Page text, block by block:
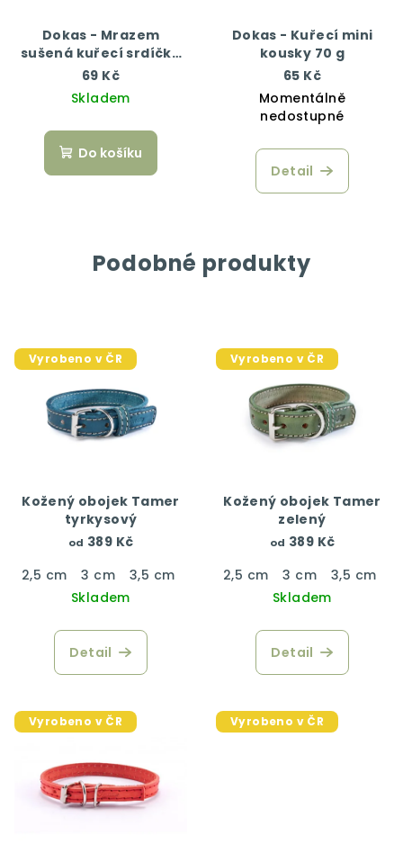
Dokas - Mrazem
sušená kuřecí srdíčka
22 g
69 Kč
Skladem
Do košíku
Dokas - Kuřecí mini
kousky 70 g
65 Kč
Momentálně
nedostupné
Detail
Podobné produkty
Vyrobeno v ČR
Kožený obojek Tamer
tyrkysový
od 389 Kč
2,5 cm
3 cm 3,5 cm
4 cm
Skladem
Detail
Vyrobeno v ČR
Kožený obojek Tamer
zelený
od 389 Kč
2,5 cm
3 cm 3,5 cm
Skladem
Detail
Vyrobeno v ČR Vyrobeno v ČR